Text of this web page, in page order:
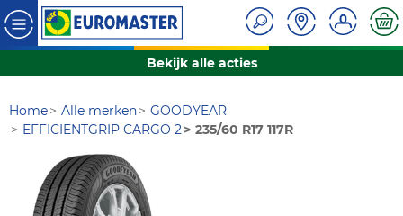
Bekijk alle acties
Home Alle merken
GOODYEAR
EFFICIENTGRIP CARGO 2
235/60 R17 117R